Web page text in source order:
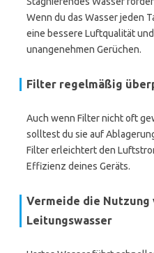
Wenn du das Wasser jeden
eine bessere Luftqualität
unangenehmen Gerüchen.
Filter regelmäßig
Auch wenn Filter nicht oft
solltest du sie auf
Filter erleichtert den
Effizienz deines Geräts.
Vermeide die Nutzung
Leitungswasser